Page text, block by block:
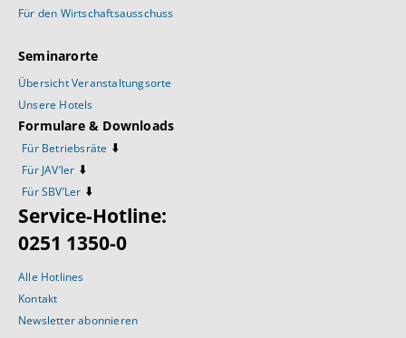
Für den Wirtschaftsausschuss
Seminarorte
Übersicht Veranstaltungsorte
Unsere Hotels
Formulare & Downloads
Für Betriebsräte ⬇️
Für JAV’ler ⬇️
Für SBV’Ler ⬇️
Service-Hotline:
0251 1350-0
Alle Hotlines
Kontakt
Newsletter abonnieren